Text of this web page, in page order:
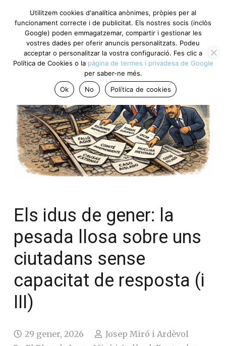
Els idus de gener: la
pesada llosa sobre uns
ciutadans sense
capacitat de resposta (i
III)
29 gener, 2026
Josep Miró i Ardèvol
Utilitzem cookies d'analítica anònimes, pròpies per al
funcionament correcte i de publicitat. Els nostres socis (inclòs
Google) poden emmagatzemar, compartir i gestionar les
vostres dades per oferir anuncis personalitzats. Podeu
acceptar o personalitzar la vostra configuració. Fes clic a
Política de Cookies o la pàgina de termes i privadesa de Google
per saber-ne més.
Ok
No Política de cookies